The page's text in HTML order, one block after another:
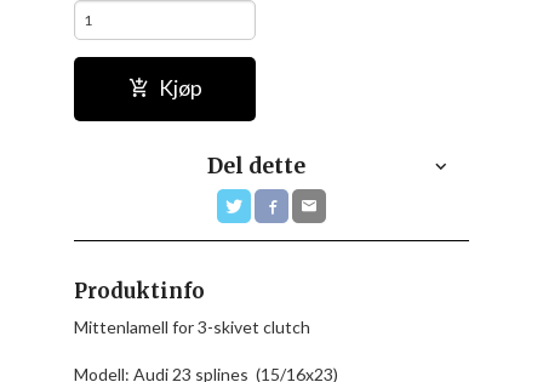
Kjøp
Del dette
Produktinfo
Mittenlamell for 3-skivet clutch
Modell: Audi 23 splines (15/16x23)